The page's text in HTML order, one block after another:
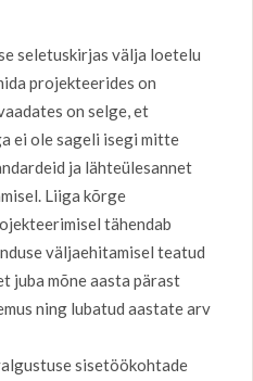
seletuskirjas välja loetelu
projekteerides on
on selge, et
ei ole sageli isegi mitte
ja lähteülesannet
Liiga kõrge
tähendab
väljaehitamisel teatud
juba mõne aasta pärast
ning lubatud aastate arv
sisetöökohtade